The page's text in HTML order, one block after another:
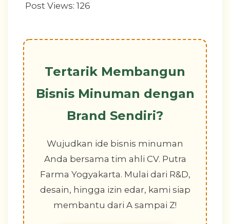
Post Views: 126
Tertarik Membangun
Bisnis Minuman dengan
Brand Sendiri?
Wujudkan ide bisnis minuman
Anda bersama tim ahli CV. Putra
Farma Yogyakarta. Mulai dari R&D,
desain, hingga izin edar, kami siap
membantu dari A sampai Z!